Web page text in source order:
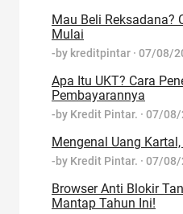
Mau Beli Reksadana?
Mulai
-by kreditpintar · 07/08/
Apa Itu UKT? Cara
Pembayarannya
-by Kredit Pintar. · 07/08/
Mengenal Uang
-by Kredit Pintar. · 07/08/
Browser Anti Blokir
Mantap Tahun Ini!